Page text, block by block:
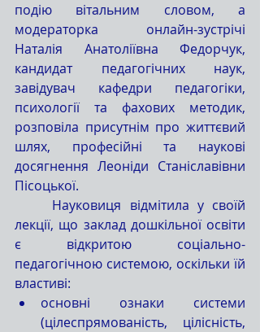
подію вітальним словом, а
модераторка онлайн-зустрічі
Наталія Анатоліївна Федорчук,
кандидат педагогічних наук,
завідувач кафедри педагогіки,
психології та фахових методик,
розповіла присутнім про життєвий
шлях, професійні та наукові
досягнення Леоніди Станіславівни
Пісоцької.
лекції, що заклад дошкільної освіти
є відкритою соціально-
педагогічною системою, оскільки їй
властиві:
основні ознаки системи
(цілеспрямованість, цілісність,